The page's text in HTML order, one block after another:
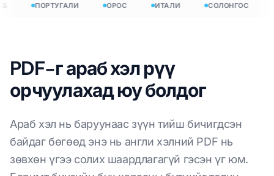
ПОРТУГАЛИ ОРОС ИТАЛИ СОЛОНГОС
PDF-г араб хэл рүү
орчуулахад юу болдог
Араб хэл нь баруунаас зүүн тийш бичигдсэн
байдаг бөгөөд энэ нь англи хэлний PDF нь
зөвхөн үгээ солих шаардлагагүй гэсэн үг юм.